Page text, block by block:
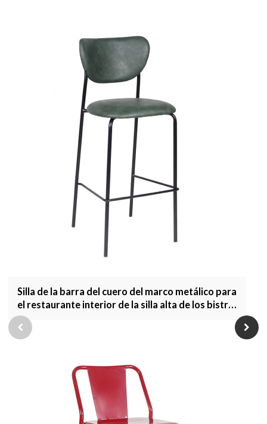
Silla de la barra del cuero del marco metálico para
el restaurante interior de la silla alta de los bistró
que cena los muebles